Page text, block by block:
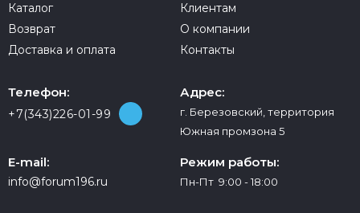
Каталог
Возврат
Доставка и оплата
Клиентам
О компании
Контакты
Телефон:
+7(343)226-01-99
Адрес:
г. Березовский, территория
Южная промзона 5
E-mail:
info@forum196.ru
Режим работы:
Пн-Пт 9:00 - 18:00